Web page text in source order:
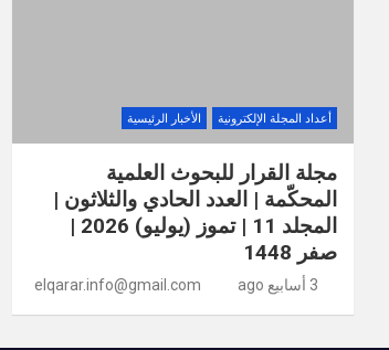
أعداد المجلة الإلكترونية الأخبار الرئيسية
مجلة القرار للبحوث العلمية
المحكّمة | العدد الحادي والثلاثون |
المجلد 11 | تموز (يوليو) 2026 |
صفر 1448
3 أسابيع ago elqarar.info@gmail.com